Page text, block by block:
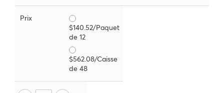
Prix
$140.52/Paquet
de 12
$562.08/Caisse
de 48